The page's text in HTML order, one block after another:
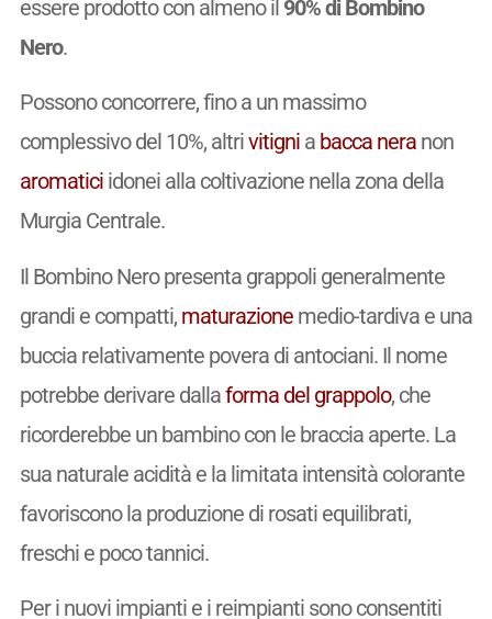
essere prodotto con almeno il 90% di Bombino
Nero.
Possono concorrere, fino a un massimo
complessivo del 10%, altrivitignia bacca neranon
aromaticiidonei alla coltivazione nella zona della
Murgia Centrale.
Il Bombino Nero presenta grappoli generalmente
grandi e compatti, maturazionemedio-tardiva e una
buccia relativamente povera di antociani. Il nome
potrebbe derivare dallaforma del grappolo, che
ricorderebbe un bambino con le braccia aperte. La
sua naturale acidità e la limitata intensità colorante
favoriscono la produzione di rosati equilibrati,
freschi e poco tannici.
Per i nuovi impianti e i reimpianti sono consentiti